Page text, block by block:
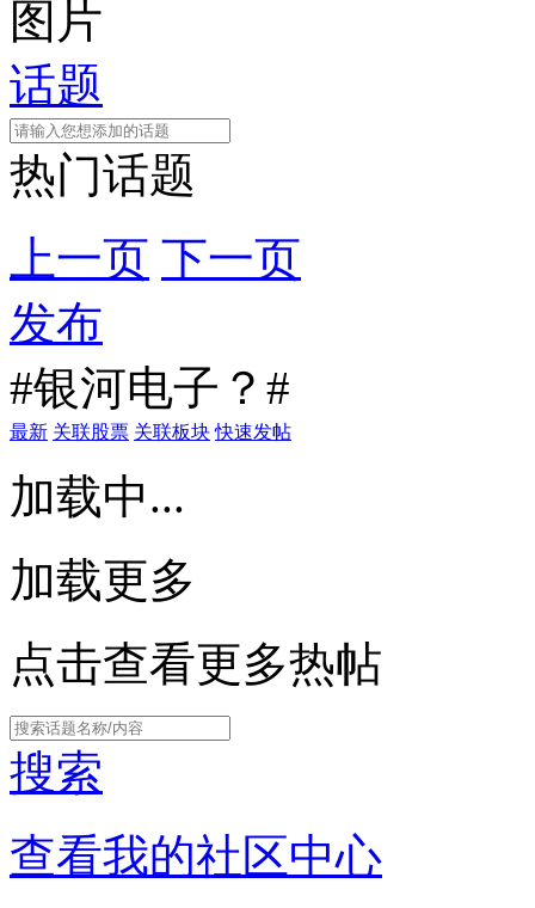
图片
话题
热门话题
上一页 下一页
发布
#银河电子？#
最新 关联股票 关联板块 快速发帖
加载中...
加载更多
点击查看更多热帖
搜索
查看我的社区中心